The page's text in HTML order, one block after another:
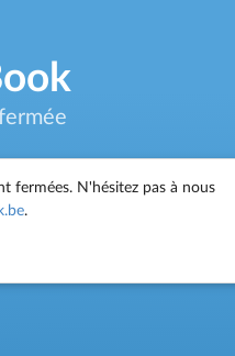
fermées. N'hésitez pas à nous
.